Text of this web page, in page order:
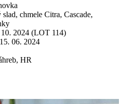
chmele Citra, Cascade,
10. 2024 (LOT 114)
15. 06. 2024
HR